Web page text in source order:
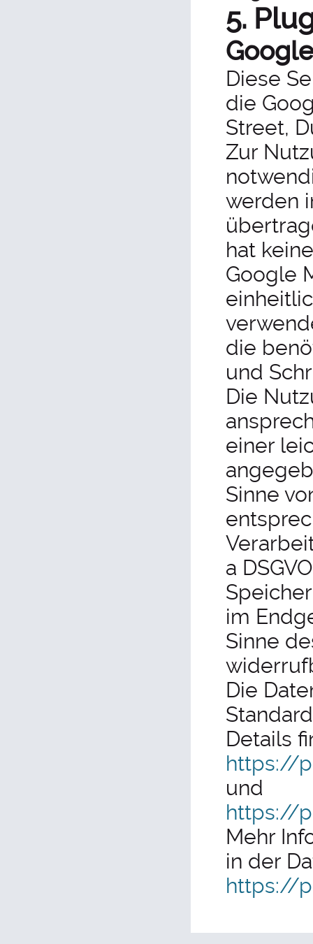
5.
Diese
die
Street,
Zur
werden
hat
Google
die
und
Die
einer
Sinne
a
im
Sinne
Die
Details
https://
und
https://
Mehr
in der
https://